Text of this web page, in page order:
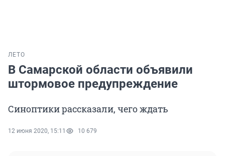
ЛЕТО
В Самарской области объявили
штормовое предупреждение
Синоптики рассказали, чего ждать
12 июня 2020, 15:11 10 679